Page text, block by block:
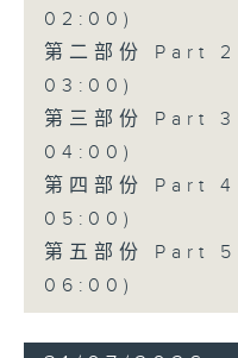
02:00)
第二部份 Part
03:00)
第三部份 Part
04:00)
第四部份 Part
05:00)
第五部份 Part
06:00)